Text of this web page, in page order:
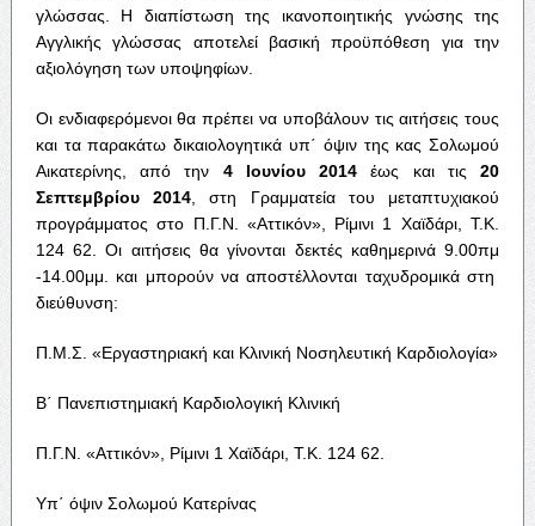
γλώσσας. Η διαπίστωση της ικανοποιητικής γνώσης της
Αγγλικής γλώσσας αποτελεί βασική προϋπόθεση για την
αξιολόγηση των υποψηφίων.
Οι ενδιαφερόμενοι θα πρέπει να υποβάλουν τις αιτήσεις τους
και τα παρακάτω δικαιολογητικά υπ΄ όψιν της κας Σολωμού
Αικατερίνης, από την 4 Ιουνίου 2014 έως και τις20
Σεπτεμβρίου 2014 , στη Γραμματεία του μεταπτυχιακού
προγράμματος στο Π.Γ.Ν. «Αττικόν», Ρίμινι 1 Χαϊδάρι, Τ.Κ.
124 62. Οι αιτήσεις θα γίνονται δεκτές καθημερινά 9.00πμ
-14.00μμ. και μπορούν να αποστέλλονται ταχυδρομικά στη
διεύθυνση:
Π.Μ.Σ. «Εργαστηριακή και Κλινική Νοσηλευτική Καρδιολογία»
Β΄ Πανεπιστημιακή Καρδιολογική Κλινική
Π.Γ.Ν. «Αττικόν», Ρίμινι 1 Χαϊδάρι, Τ.Κ. 124 62.
Υπ΄ όψιν Σολωμού Κατερίνας